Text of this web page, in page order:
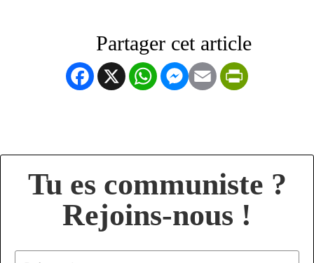
Facebook
X WhatsApp
Messenger
Email
Tu es communiste ?
Rejoins-nous !